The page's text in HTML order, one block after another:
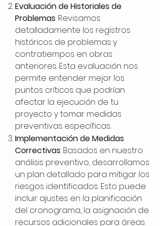
Evaluación de Historiales de
Problemas: Revisamos
detalladamente los registros
históricos de problemas y
contratiempos en obras
anteriores. Esta evaluación nos
permite entender mejor los
puntos críticos que podrían
afectar la ejecución de tu
proyecto y tomar medidas
preventivas específicas.
Implementación de Medidas
Correctivas: Basados en nuestro
análisis preventivo, desarrollamos
un plan detallado para mitigar los
riesgos identificados. Esto puede
incluir ajustes en la planificación
del cronograma, la asignación de
recursos adicionales para áreas